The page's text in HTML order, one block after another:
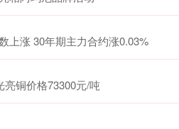
上涨 30年期主力合约涨0.03%
铜价格73300元/吨